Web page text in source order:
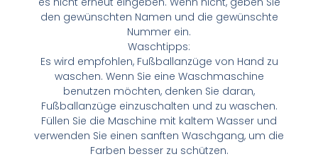
den gewünschten Namen und die gewünschte
Nummer ein.
Waschtipps:
Es wird empfohlen, Fußballanzüge von Hand zu
waschen. Wenn Sie eine Waschmaschine
benutzen möchten, denken Sie daran,
Fußballanzüge einzuschalten und zu waschen.
Füllen Sie die Maschine mit kaltem Wasser und
verwenden Sie einen sanften Waschgang, um die
Farben besser zu schützen.